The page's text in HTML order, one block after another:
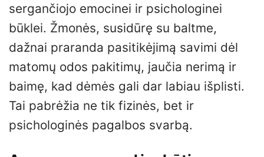
sergančiojo emocinei ir psichologinei
būklei. Žmonės, susidūrę su baltme,
dažnai praranda pasitikėjimą savimi dėl
matomų odos pakitimų, jaučia nerimą ir
baimę, kad dėmės gali dar labiau išplisti.
Tai pabrėžia ne tik fizinės, bet ir
psichologinės pagalbos svarbą.